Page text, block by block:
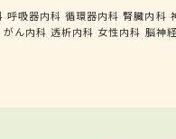
呼吸器内科 循環器内科 腎臓内科
がん内科 透析内科 女性内科 脳神